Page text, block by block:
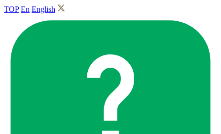
TOP En English